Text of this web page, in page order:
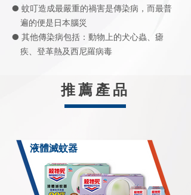
● 蚊叮造成最嚴重的禍害是傳染病，而最普
遍的便是日本腦災
● 其他傳染病包括：動物上的犬心蟲、瘧
疾、登革熱及西尼羅病毒
​推薦產品
液體滅蚊器